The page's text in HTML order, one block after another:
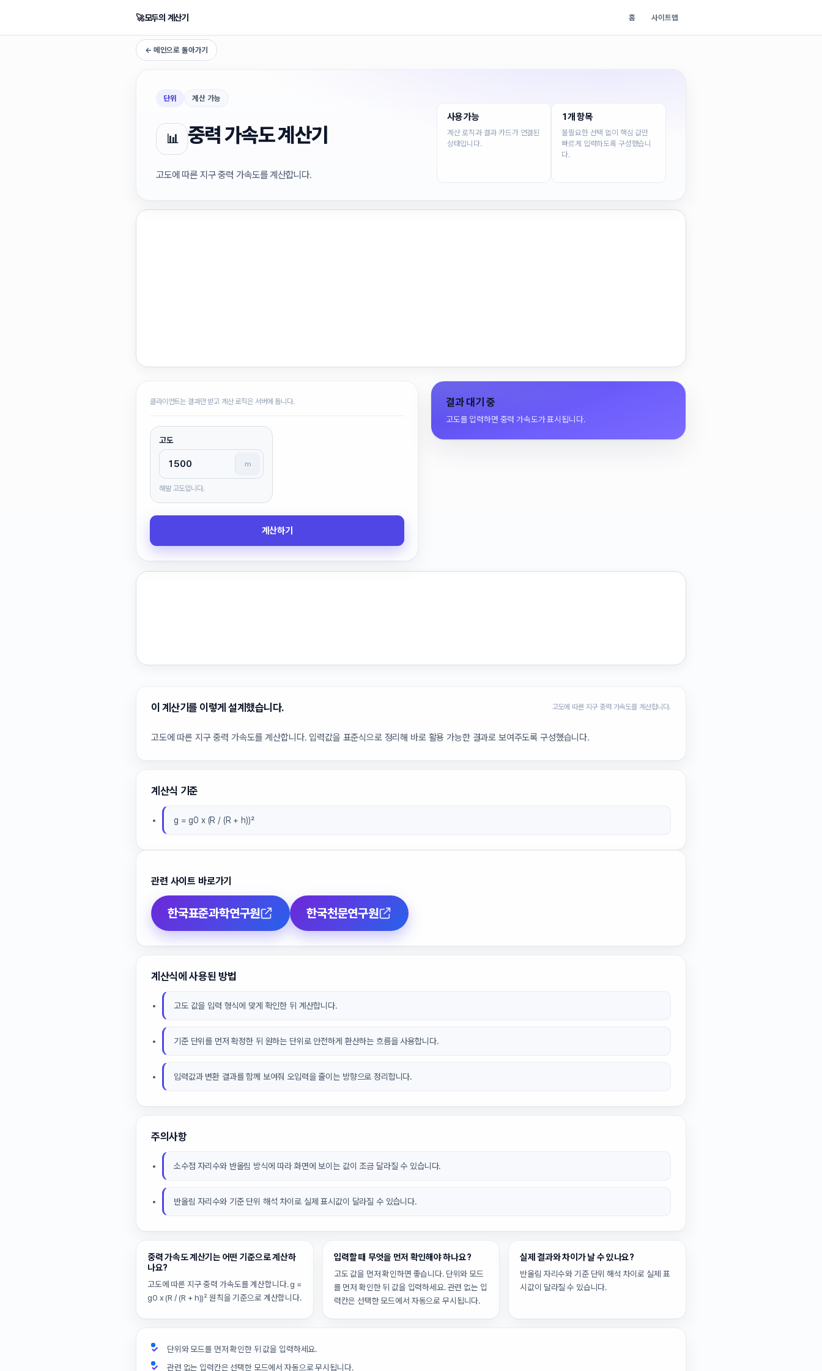
🚀모두의 계산기 홈 사이트맵
← 메인으로 돌아가기
단위 계산 가능
📊 중력 가속도 계산기
고도에 따른 지구 중력 가속도를 계산합니다.
사용 가능
계산 로직과 결과 카드가 연결된
상태입니다.
1개 항목
불필요한 선택 없이 핵심 값만
빠르게 입력하도록 구성했습니
다.
클라이언트는 결과만 받고 계산 로직은 서버에 둡니다.
고도
m
해발 고도입니다.
계산하기
결과 대기 중
고도를 입력하면 중력 가속도가 표시됩니다.
이 계산기를 이렇게 설계했습니다. 고도에 따른 지구 중력 가속도를 계산합니다.
고도에 따른 지구 중력 가속도를 계산합니다. 입력값을 표준식으로 정리해 바로 활용 가능한 결과로 보여주도록 구성했습니다.
계산식 기준
g = g0 x (R / (R + h))²
관련 사이트 바로가기
한국표준과학연구원 한국천문연구원
계산식에 사용된 방법
고도 값을 입력 형식에 맞게 확인한 뒤 계산합니다.
기준 단위를 먼저 확정한 뒤 원하는 단위로 안전하게 환산하는 흐름을 사용합니다.
입력값과 변환 결과를 함께 보여줘 오입력을 줄이는 방향으로 정리합니다.
주의사항
소수점 자리수와 반올림 방식에 따라 화면에 보이는 값이 조금 달라질 수 있습니다.
반올림 자리수와 기준 단위 해석 차이로 실제 표시값이 달라질 수 있습니다.
중력 가속도 계산기는 어떤 기준으로 계산하
나요?
고도에 따른 지구 중력 가속도를 계산합니다. g =
g0 x (R / (R + h))² 원칙을 기준으로 계산합니다.
입력할 때 무엇을 먼저 확인해야 하나요?
고도 값을 먼저 확인하면 좋습니다. 단위와 모드
를 먼저 확인한 뒤 값을 입력하세요. 관련 없는 입
력칸은 선택한 모드에서 자동으로 무시됩니다.
실제 결과와 차이가 날 수 있나요?
반올림 자리수와 기준 단위 해석 차이로 실제 표
시값이 달라질 수 있습니다.
단위와 모드를 먼저 확인한 뒤 값을 입력하세요.
관련 없는 입력칸은 선택한 모드에서 자동으로 무시됩니다.